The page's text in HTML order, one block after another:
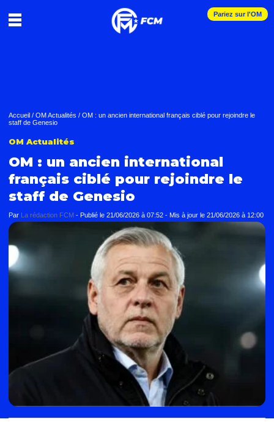
Pariez sur l'OM
Accueil / OM Actualités / OM : un ancien international français ciblé pour rejoindre le
staff de Genesio
OM Actualités
OM : un ancien international
français ciblé pour rejoindre le
staff de Genesio
Par La rédaction FCM - Publié le 21/06/2026 à 07:52 - Mis à jour le 21/06/2026 à 12:00